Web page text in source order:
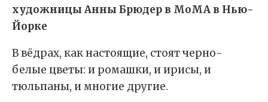
художницы Анны Брюдер в МоМА в Нью-
Йорке
В вёдрах, как настоящие, стоят черно-
белые цветы: и ромашки, и ирисы, и
тюльпаны, и многие другие.